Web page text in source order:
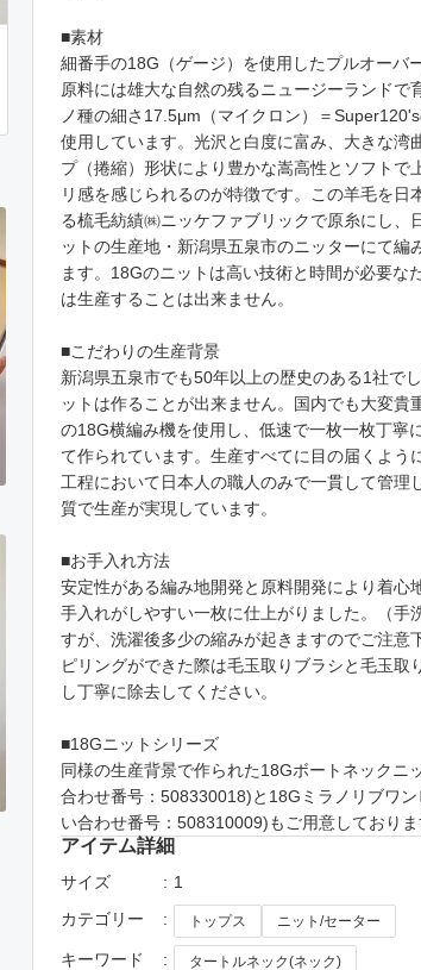
■素材
細番手の18G（ゲージ）を使用したプルオーバ
原料には雄大な自然の残るニュージーランドで
ノ種の細さ17.5μm（マイクロン）＝
使用しています。光沢と白度に富み、大きな湾
プ（捲縮）形状により豊かな嵩高性とソフトで
リ感を感じられるのが特徴です。この羊毛を日
る梳毛紡績㈱ニッケファブリックで原糸にし、
ットの生産地・新潟県五泉市のニッターにて編
ます。18Gのニットは高い技術と時間が必要な
は生産することは出来ません。
■こだわりの生産背景
新潟県五泉市でも50年以上の歴史のある1社で
ットは作ることが出来ません。国内でも大変貴
の18G横編み機を使用し、低速で一枚一枚丁寧
て作られています。生産すべてに目の届くよう
工程において日本人の職人のみで一貫して管理
質で生産が実現しています。
■お手入れ方法
安定性がある編み地開発と原料開発により着心
手入れがしやすい一枚に仕上がりました。（手
すが、洗濯後多少の縮みが起きますのでご注意
ピリングができた際は毛玉取りブラシと毛玉取
し丁寧に除去してください。
■18Gニットシリーズ
同様の生産背景で作られた18Gボートネックニ
合わせ番号：508330018)と18Gミラノリブワン
い合わせ番号：508310009)もご用意しておりま
アイテム詳細
サイズ
1
カテゴリー
トップス ニット/セーター
キーワード
タートルネック(ネック)